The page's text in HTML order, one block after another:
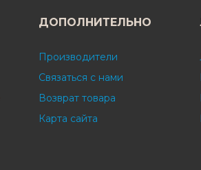
ДОПОЛНИТЕЛЬНО
Производители
Связаться с нами
Возврат товара
Карта сайта